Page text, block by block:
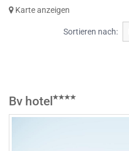
Karte anzeigen
Sortieren nach:
Bv hotel